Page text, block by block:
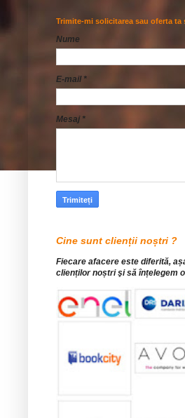
Trimite-mi solicitarea sau oferta
Nume
E-mail *
Mesaj *
Cine sunt clienții noștri ?
Fiecare afacere este diferită,
clienților noștri şi să înțelegem